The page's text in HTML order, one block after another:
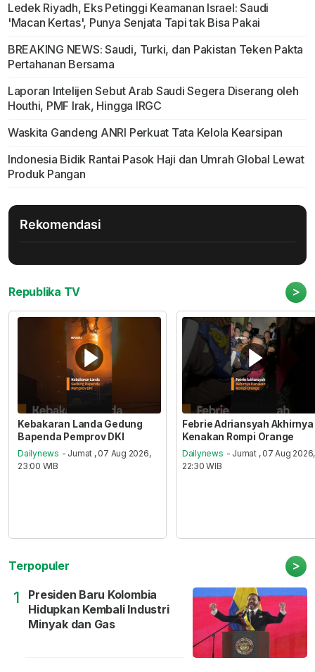
Ledek Riyadh, Eks Petinggi Keamanan Israel: Saudi
'Macan Kertas', Punya Senjata Tapi tak Bisa Pakai
BREAKING NEWS: Saudi, Turki, dan Pakistan Teken Pakta
Pertahanan Bersama
Laporan Intelijen Sebut Arab Saudi Segera Diserang oleh
Houthi, PMF Irak, Hingga IRGC
Waskita Gandeng ANRI Perkuat Tata Kelola Kearsipan
Indonesia Bidik Rantai Pasok Haji dan Umrah Global Lewat
Produk Pangan
Rekomendasi
Republika TV >
Kebakaran Landa Gedung
Bapenda Pemprov DKI
Dailynews - Jumat , 07 Aug 2026,
23:00 WIB
Febrie Adriansyah Akhirnya
Kenakan Rompi Orange
Dailynews - Jumat , 07 Aug 2026,
22:30 WIB
Terpopuler >
1
Presiden Baru Kolombia
Hidupkan Kembali Industri
Minyak dan Gas